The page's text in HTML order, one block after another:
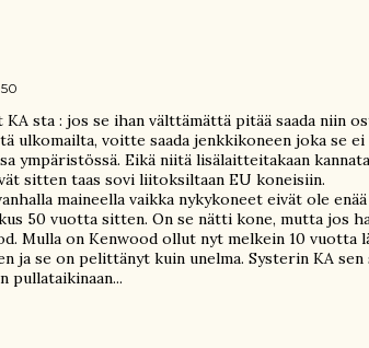
sta : jos se ihan välttämättä pitää saada niin
ulkomailta, voitte saada jenkkikoneen joka se ei
ympäristössä. Eikä niitä lisälaitteitakaan
sitten taas sovi liitoksiltaan EU koneisiin.
maineella vaikka nykykoneet eivät ole enää
50 vuotta sitten. On se nätti kone, mutta jos
Mulla on Kenwood ollut nyt melkein 10 vuotta
ja se on pelittänyt kuin unelma. Systerin KA sen
pullataikinaan...